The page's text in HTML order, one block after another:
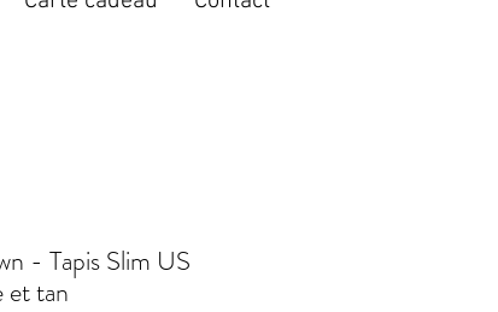
- Tapis Slim US
et tan